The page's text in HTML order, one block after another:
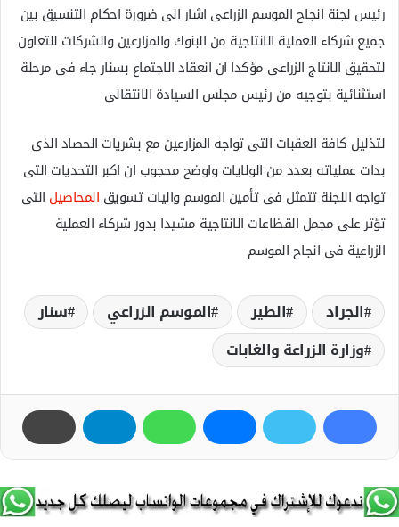
رئيس لجنة انجاح الموسم الزراعى اشار الى ضرورة احكام التنسيق بين
جميع شركاء العملية الانتاجية من البنوك والمزارعين والشركات للتعاون
لتحقيق الانتاج الزراعى مؤكدا ان انعقاد الاجتماع بسنار جاء فى مرحلة
استثنائية بتوجيه من رئيس مجلس السيادة الانتقالى
لتذليل كافة العقبات التى تواجه المزارعين مع بشريات الحصاد الذى
بدات عملياته بعدد من الولايات واوضح محجوب ان اكبر التحديات التى
تواجه اللجنة تتمثل فى تأمين الموسم واليات تسويق المحاصيل التى
تؤثر على مجمل القظاعات الانتاجية مشيدا بدور شركاء العملية
الزراعية فى انجاح الموسم
الجراد الطير الموسم الزراعي
سنار
وزارة الزراعة والغابات